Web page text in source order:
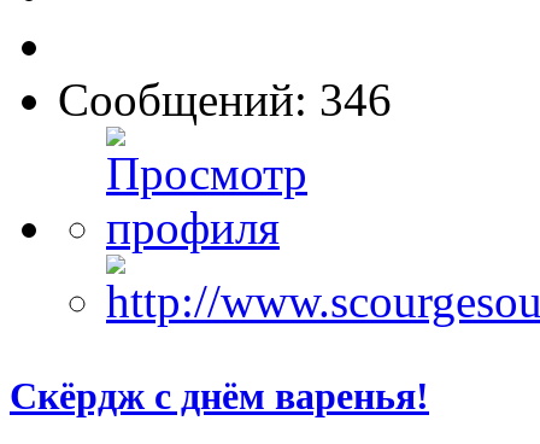
Сообщений: 346
Скёрдж с днём варенья!